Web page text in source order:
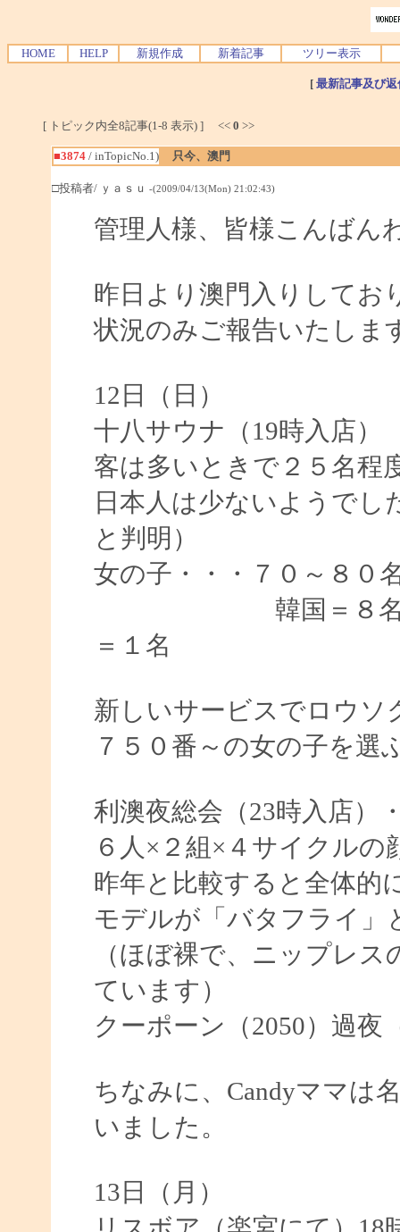
HOME HELP 新規作成 新着記事 ツリー表示
[ 最新記事及び
[ トピック内全8記事(1-8 表示) ] << 0 >>
■3874/ inTopicNo.1) 只今、澳門
□投稿者/ ｙａｓｕ -(2009/04/13(Mon) 21:02:43)
管理人様、皆様こんばん
昨日より澳門入りしてお
状況のみご報告いたしま
12日（日）
十八サウナ（19時入店）
客は多いときで２５名程
日本人は少ないようでし
と判明）
女の子・・・７０～８０
韓国＝８名・ロシ
＝１名
新しいサービスでロウソ
７５０番～の女の子を選
利澳夜総会（23時入店）
６人×２組×４サイクルの
昨年と比較すると全体的
モデルが「バタフライ」
（ほぼ裸で、ニップレ
ています）
クーポーン（2050）過夜
ちなみに、Candyママは
いました。
13日（月）